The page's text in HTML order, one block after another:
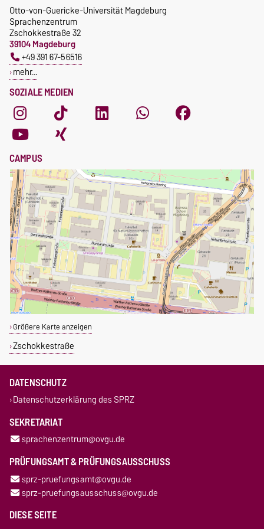
SOZIALE MEDIEN
Otto-von-Guericke-Universität Magdeburg
Sprachenzentrum
Zschokkestraße 32
39104 Magdeburg
+49 391 67-56516
mehr…
CAMPUS
Größere Karte anzeigen
Zschokkestraße
DATENSCHUTZ
Datenschutzerklärung des SPRZ
SEKRETARIAT
sprachenzentrum@ovgu.de
PRÜFUNGSAMT & PRÜFUNGSAUSSCHUSS
sprz-pruefungsamt@ovgu.de
sprz-pruefungsausschuss@ovgu.de
DIESE SEITE